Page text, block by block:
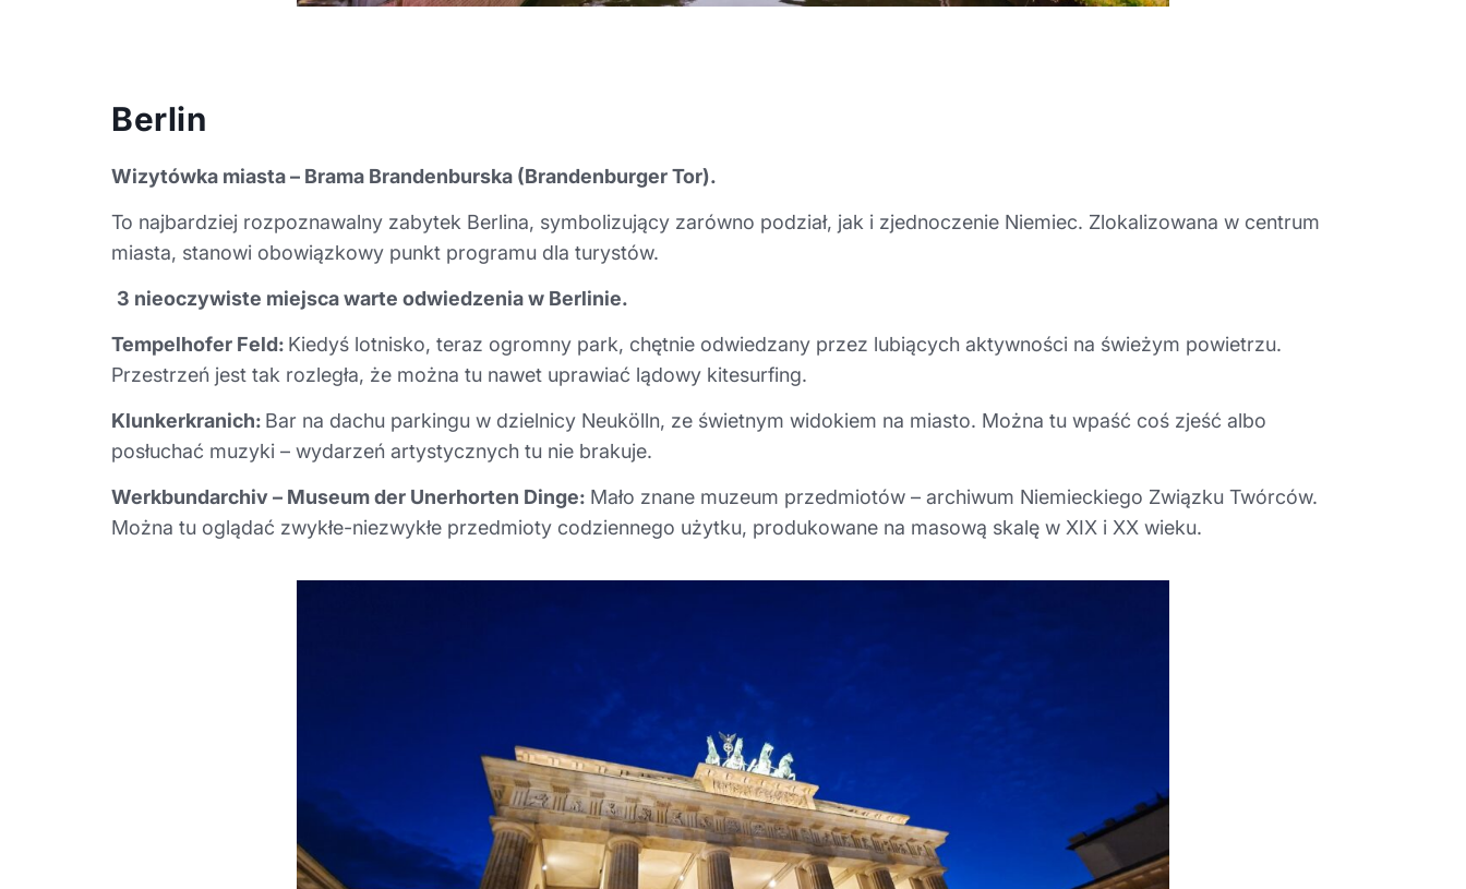
Berlin
Wizytówka miasta – Brama Brandenburska (Brandenburger Tor).
To najbardziej rozpoznawalny zabytek Berlina, symbolizujący zarówno podział, jak i zjednoczenie Niemiec. Zlokalizowana w centrum
miasta, stanowi obowiązkowy punkt programu dla turystów.
3 nieoczywiste miejsca warte odwiedzenia w Berlinie.
Tempelhofer Feld: Kiedyś lotnisko, teraz ogromny park, chętnie odwiedzany przez lubiących aktywności na świeżym powietrzu.
Przestrzeń jest tak rozległa, że można tu nawet uprawiać lądowy kitesurfing.
Klunkerkranich: Bar na dachu parkingu w dzielnicy Neukölln, ze świetnym widokiem na miasto. Można tu wpaść coś zjeść albo
posłuchać muzyki – wydarzeń artystycznych tu nie brakuje.
Werkbundarchiv – Museum der Unerhorten Dinge: Mało znane muzeum przedmiotów – archiwum Niemieckiego Związku Twórców.
Można tu oglądać zwykłe-niezwykłe przedmioty codziennego użytku, produkowane na masową skalę w XIX i XX wieku.